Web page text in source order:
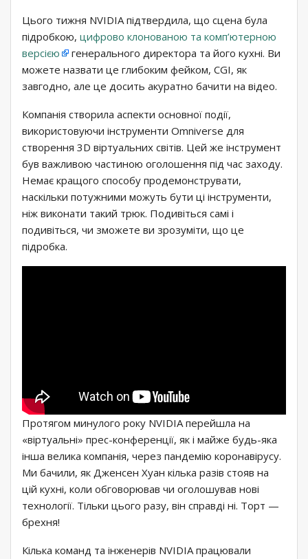
Цього тижня NVIDIA підтвердила, що сцена була
підробкою, цифрово клонованою та комп’ютерною
версією
генерального директора та його кухні. Ви
можете назвати це глибоким фейком, CGI, як
завгодно, але це досить акуратно бачити на відео.
Компанія створила аспекти основної події,
використовуючи інструменти Omniverse для
створення 3D віртуальних світів. Цей же інструмент
був важливою частиною оголошення під час заходу.
Немає кращого способу продемонструвати,
наскільки потужними можуть бути ці інструменти,
ніж виконати такий трюк. Подивіться самі і
подивіться, чи зможете ви зрозуміти, що це
підробка.
Протягом минулого року NVIDIA перейшла на
«віртуальні» прес-конференції, як і майже будь-яка
інша велика компанія, через пандемію коронавірусу.
Ми бачили, як Дженсен Хуан кілька разів стояв на
цій кухні, коли обговорював чи оголошував нові
технології. Тільки цього разу, він справді ні. Торт —
брехня!
Кілька команд та інженерів NVIDIA працювали